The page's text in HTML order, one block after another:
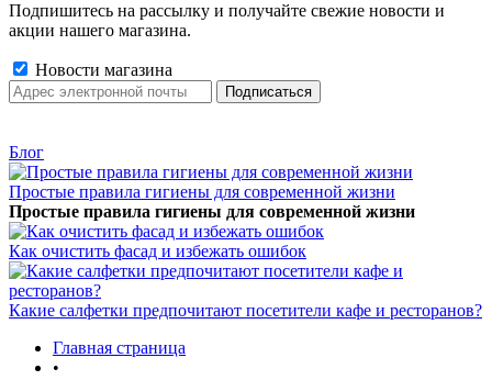
Подпишитесь на рассылку и получайте свежие новости и
акции нашего магазина.
Новости магазина
Блог
Простые правила гигиены для современной жизни
Простые правила гигиены для современной жизни
Как очистить фасад и избежать ошибок
Какие салфетки предпочитают посетители кафе и ресторанов?
Главная страница
•